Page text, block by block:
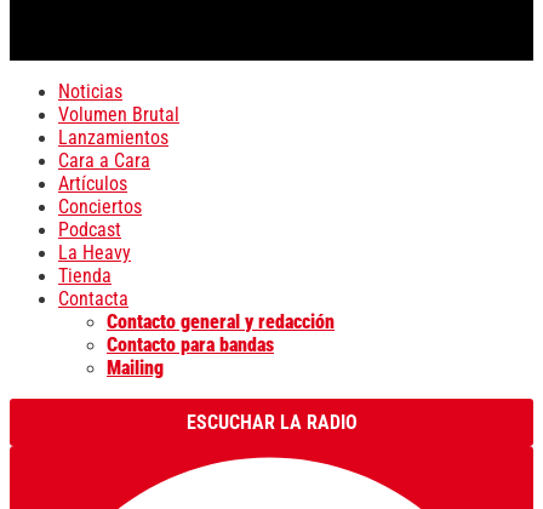
Noticias
Volumen Brutal
Lanzamientos
Cara a Cara
Artículos
Conciertos
Podcast
La Heavy
Tienda
Contacta
Contacto general y redacción
Contacto para bandas
Mailing
ESCUCHAR LA RADIO